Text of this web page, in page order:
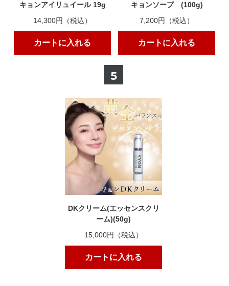
キョンアイリュイール 19g
14,300円（税込）
カートに入れる
キョンソープ (100g)
7,200円（税込）
カートに入れる
5
DKクリーム(エッセンスクリ
ーム)(50g)
15,000円（税込）
カートに入れる